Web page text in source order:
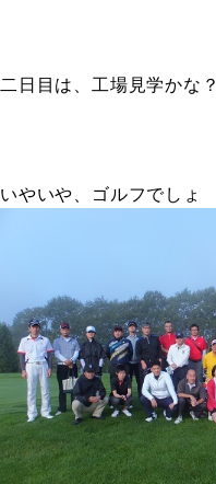
二日目は、工場見学かな？
いやいや、ゴルフでしょ